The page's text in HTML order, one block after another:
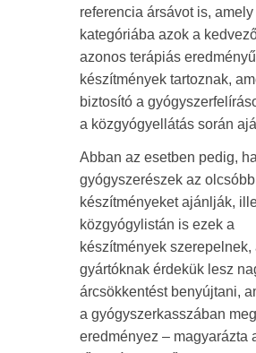
referencia ársávot is, amely
kategóriába azok a
azonos terápiás eredményű
készítmények tartoznak,
biztosító a
a közgyógyellátás során
Abban az esetben pedig,
gyógyszerészek az olcsóbb
készítményeket ajánlják,
közgyógylistán is ezek a
készítmények szerepelnek,
gyártóknak érdekük lesz
árcsökkentést benyújtani,
a gyógyszerkasszában
eredményez – magyarázta